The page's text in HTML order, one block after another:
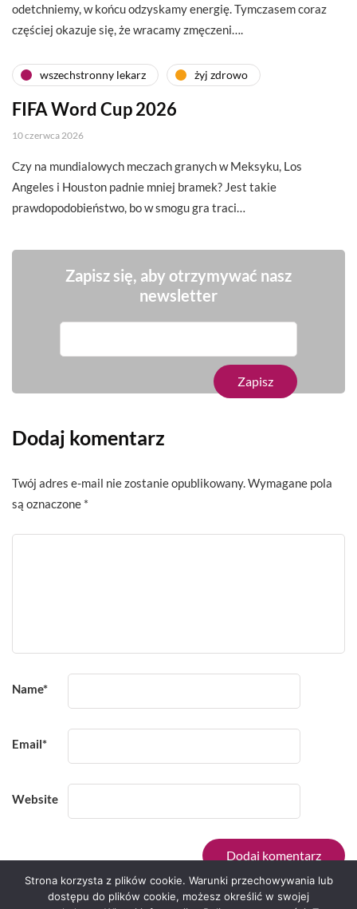
odetchniemy, w końcu odzyskamy energię. Tymczasem coraz
częściej okazuje się, że wracamy zmęczeni….
wszechstronny lekarz żyj zdrowo
FIFA Word Cup 2026
10 czerwca 2026
Czy na mundialowych meczach granych w Meksyku, Los
Angeles i Houston padnie mniej bramek? Jest takie
prawdopodobieństwo, bo w smogu gra traci…
Zapisz się, aby otrzymywać nasz
newsletter
Dodaj komentarz
Twój adres e-mail nie zostanie opublikowany. Wymagane pola
są oznaczone *
Name*
Email*
Website
Strona korzysta z plików cookie. Warunki przechowywania lub
dostępu do plików cookie, możesz określić w swojej